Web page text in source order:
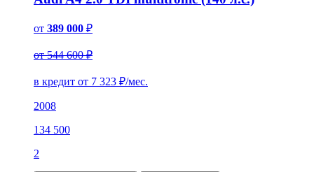
от 389 000 ₽
от 544 600 ₽
в кредит от 7 323 ₽/мес.
2008
134 500
2